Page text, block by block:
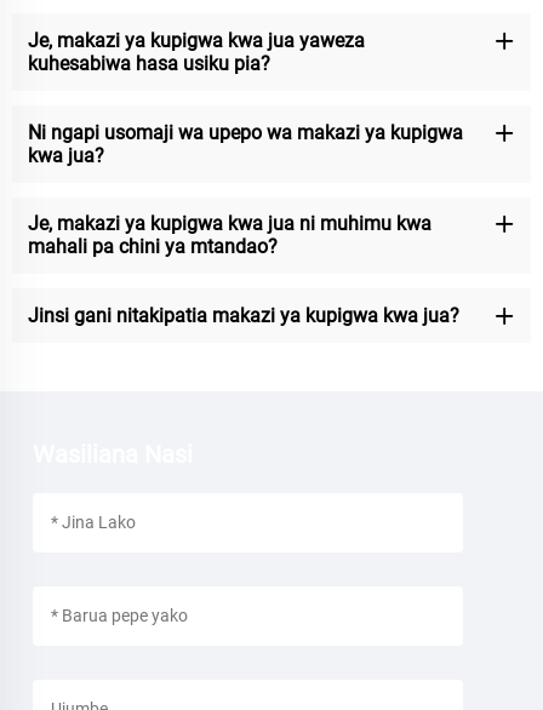
Je, makazi ya kupigwa kwa jua yaweza
kuhesabiwa hasa usiku pia?
Ni ngapi usomaji wa upepo wa makazi ya kupigwa
kwa jua?
Je, makazi ya kupigwa kwa jua ni muhimu kwa
mahali pa chini ya mtandao?
Jinsi gani nitakipatia makazi ya kupigwa kwa jua?